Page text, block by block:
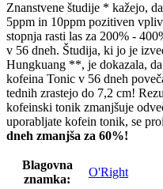
Znanstvene študije * kažejo,
5ppm in 10ppm pozitiven vpliv
stopnja rasti las za 200% -
v 56 dneh. Študija, ki jo je
Hungkuang **, je dokazala,
kofeina Tonic v 56 dneh
tednih zrastejo do 7,2 cm!
kofeinski tonik zmanjšuje
uporabljate kofein tonik, se
dneh zmanjša za 60%!
Blagovna
znamka:
O'Right